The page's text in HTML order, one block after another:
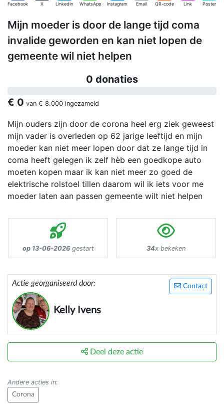
Facebook X Linkedin WhatsApp Instagram Email QR-code Link Poster
Mijn moeder is door de lange tijd coma
invalide geworden en kan niet lopen de
gemeente wil niet helpen
0 donaties
€ 0 van € 8.000 ingezameld
Mijn ouders zijn door de corona heel erg ziek geweest
mijn vader is overleden op 62 jarige leeftijd en mijn
moeder kan niet meer lopen door dat ze lange tijd in
coma heeft gelegen ik zelf hèb een goedkope auto
moeten kopen maar ik kan niet meer zo goed de
elektrische rolstoel tillen daarom wil ik iets voor me
moeder laten aan passen gemeente wilt niet helpen
op 13-06-2026gestart 34x bekeken
Contact
Actie georganiseerd door:
Kelly Ivens
Deel deze actie
Andere acties in:
Corona